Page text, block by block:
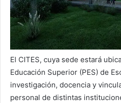
El CITES, cuya sede estará
Educación Superior (PES) de
investigación, docencia y
personal de distintas